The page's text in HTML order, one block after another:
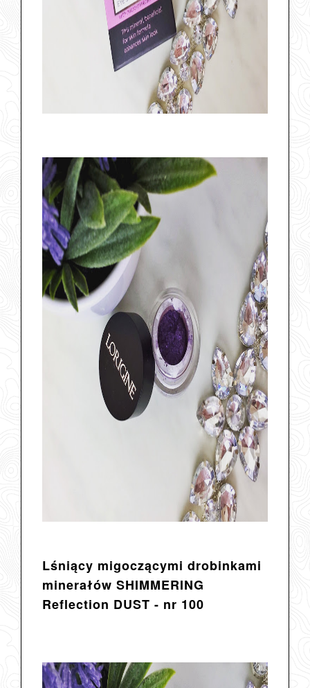
Lśniący migoczącymi drobinkami
minerałów SHIMMERING
Reflection DUST - nr 100